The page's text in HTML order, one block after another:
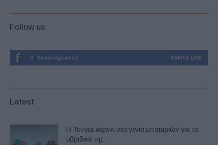
Follow us
0 Υποστηρικτές ΚΆΝΤΕ LIKE
Latest
Η Toyota φέρνει νέα γενιά μπαταριών για τα
υβριδικά της